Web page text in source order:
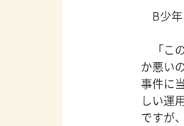
B少年
「こ
か悪い
事件に
しい運
ですが